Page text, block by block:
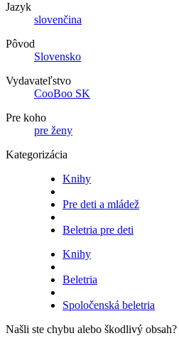
Jazyk
slovenčina
Pôvod
Slovensko
Vydavateľstvo
CooBoo SK
Pre koho
pre ženy
Kategorizácia
Knihy
Pre deti a mládež
Beletria pre deti
Knihy
Beletria
Spoločenská beletria
Našli ste chybu alebo škodlivý obsah?